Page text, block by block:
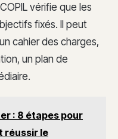
vérifie que les
fixés. Il peut
cahier des charges,
un plan de
: 8 étapes pour
réussir le